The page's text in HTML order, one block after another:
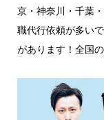
京・神奈川・千葉
職代行依頼が多い
があります！全国